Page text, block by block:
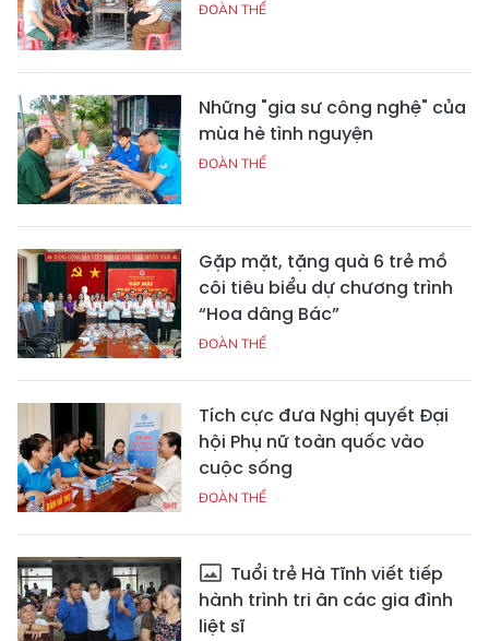
ĐOÀN THỂ
Những "gia sư công nghệ" của
mùa hè tình nguyện
ĐOÀN THỂ
Gặp mặt, tặng quà 6 trẻ mồ
côi tiêu biểu dự chương trình
“Hoa dâng Bác”
ĐOÀN THỂ
Tích cực đưa Nghị quyết Đại
hội Phụ nữ toàn quốc vào
cuộc sống
ĐOÀN THỂ
Tuổi trẻ Hà Tĩnh viết tiếp
hành trình tri ân các gia đình
liệt sĩ